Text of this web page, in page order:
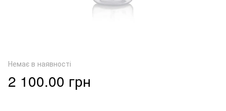
Немає в наявності
2 100.00 грн